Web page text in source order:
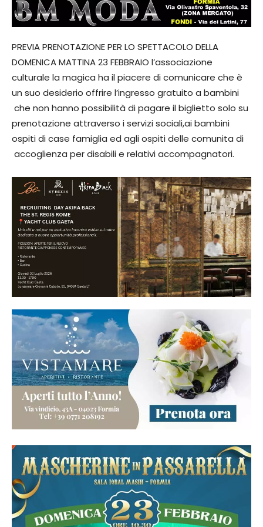
PREVIA PRENOTAZIONE PER LO SPETTACOLO DELLA
DOMENICA MATTINA 23 FEBBRAIO l’associazione
culturale la magica ha il piacere di comunicare che è
un suo desiderio offrire l’ingresso gratuito a bambini
che non hanno possibilità di pagare il biglietto solo su
prenotazione attraverso i servizi sociali,ai bambini
ospiti di case famiglia ed agli ospiti delle comunita di
accoglienza per disabili e relativi accompagnatori.